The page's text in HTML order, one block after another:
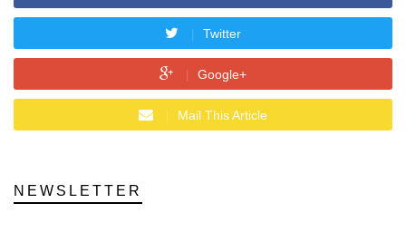
Twitter
Google+
Mail This Article
NEWSLETTER